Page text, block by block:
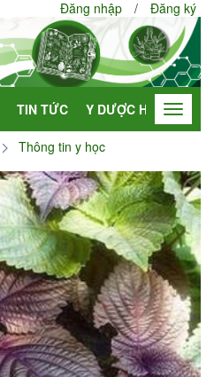
Đăng nhập / Đăng ký
TIN TỨC Y DƯỢC HỌC Toggle
Thông tin y học